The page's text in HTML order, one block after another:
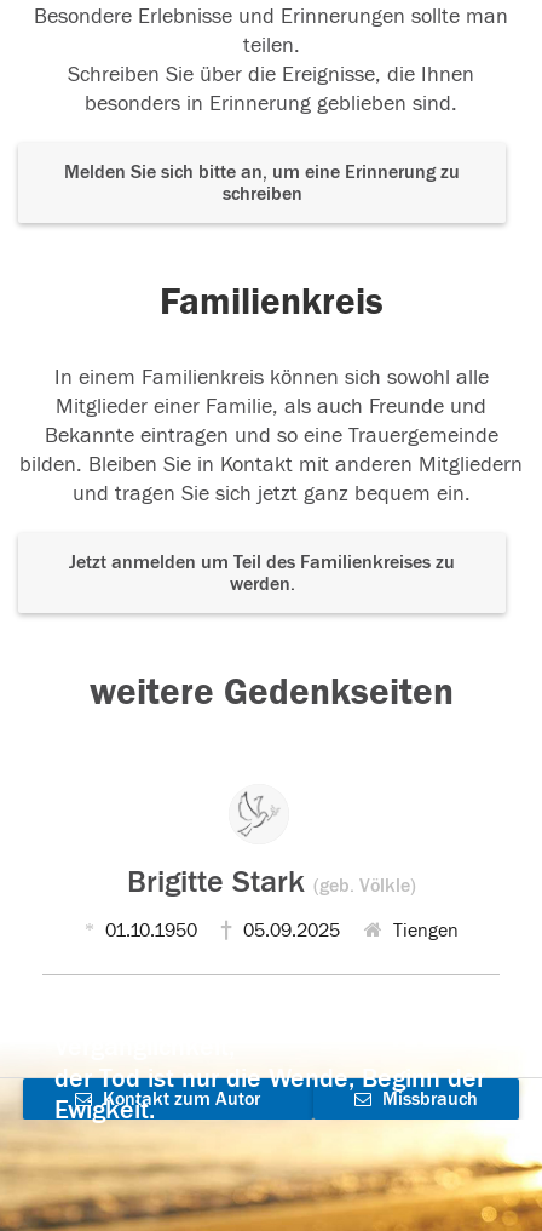
Besondere Erlebnisse und Erinnerungen sollte man
teilen.
Schreiben Sie über die Ereignisse, die Ihnen
besonders in Erinnerung geblieben sind.
Melden Sie sich bitte an, um eine Erinnerung zu
schreiben
Familienkreis
In einem Familienkreis können sich sowohl alle
Mitglieder einer Familie, als auch Freunde und
Bekannte eintragen und so eine Trauergemeinde
bilden. Bleiben Sie in Kontakt mit anderen Mitgliedern
und tragen Sie sich jetzt ganz bequem ein.
Jetzt anmelden um Teil des Familienkreises zu
werden.
weitere Gedenkseiten
Brigitte Stark (geb. Völkle)
01.10.1950 05.09.2025 Tiengen
der Tod ist nur die Wende, Beginn der
Ewigkeit.
Kontakt zum Autor
aufnehmen
Missbrauch